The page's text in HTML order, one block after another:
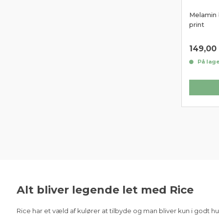
print
149,00
På
Alt bliver legende let med Rice
Rice har et væld af kulører at tilbyde og man bliver kun i godt